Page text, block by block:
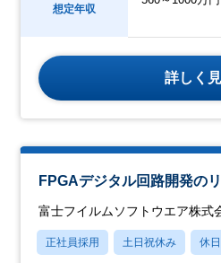
想定年収
詳しく
FPGAデジタル回路開発の
富士フイルムソフトウエア株式
正社員採用 土日祝休み 休